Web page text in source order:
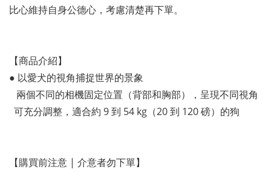
比心維持自身公德心，考慮清楚再下單。
【商品介紹】
● 以愛犬的視角捕捉世界的景象
   兩個不同的相機固定位置（背部和胸部），呈現不同視角
  可充分調整，適合約 9 到 54 kg（20 到 120 磅）的狗
【購買前注意 | 介意者勿下單】